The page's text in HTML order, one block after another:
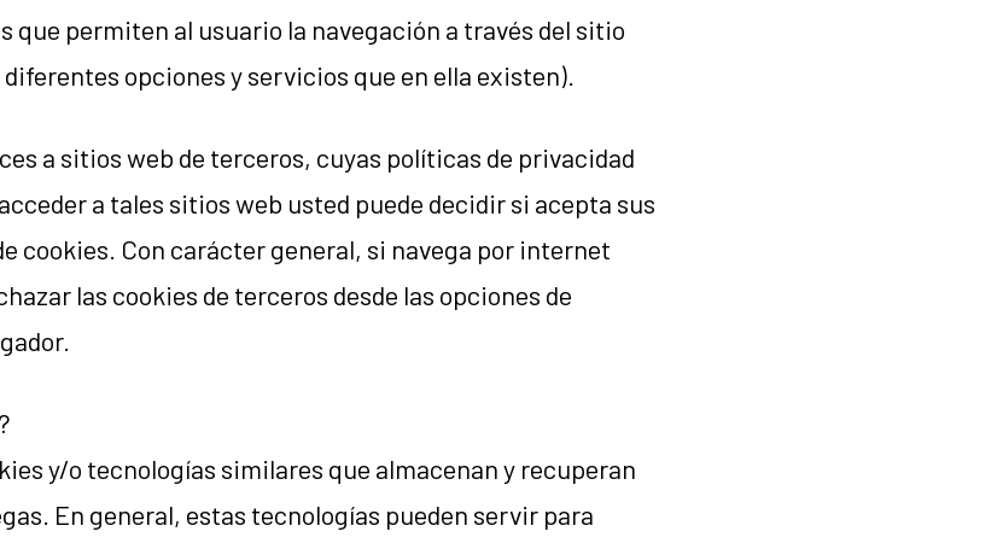
que permiten al usuario la navegación a través del sitio
opciones y servicios que en ella existen).
a sitios web de terceros, cuyas políticas de privacidad
a tales sitios web usted puede decidir si acepta sus
cookies. Con carácter general, si navega por internet
las cookies de terceros desde las opciones de
y/o tecnologías similares que almacenan y recuperan
En general, estas tecnologías pueden servir para